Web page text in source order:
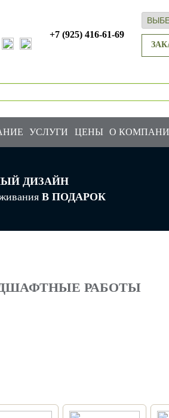
+7 (925) 416-61-69
УСЛУГИ ЦЕНЫ О
ДИЗАЙН
В ПОДАРОК
РАБОТЫ